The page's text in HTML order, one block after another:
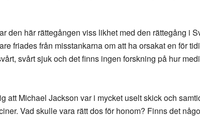
den här rättegången viss likhet med den rättegång i
friades från misstankarna om att ha orsakat en för
svårt sjuk och det finns ingen forskning på hur
att Michael Jackson var i mycket uselt skick och
Vad skulle vara rätt dos för honom? Finns det